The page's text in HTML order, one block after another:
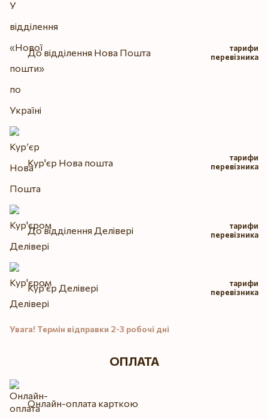
До відділення Нова Пошта
тарифи
перевізника
Кур'єр Нова пошта
тарифи
перевізника
До відділення Делівері
тарифи
перевізника
Кур'єр Делівері
тарифи
перевізника
Увага! Термін відправки 2-3 робочі дні
ОПЛАТА
Онлайн-оплата карткою